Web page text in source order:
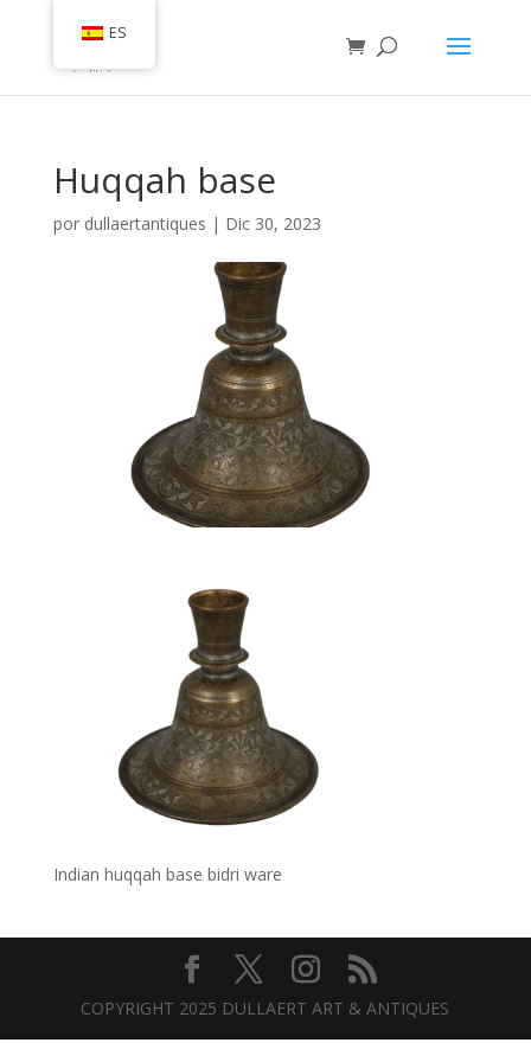
Huqqah base
por dullaertantiques | Dic 30, 2023
Indian huqqah base bidri ware
COPYRIGHT 2025 DULLAERT ART & ANTIQUES
ES